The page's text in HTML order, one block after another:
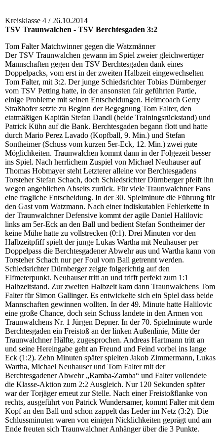
Kreisklasse 4 / 26.10.2014
TSV Traunwalchen - TSV Berchtesgaden 3:2
Tom Falter Matchwinner gegen die Watzmänner
Der TSV Traunwalchen gewann im Spiel zweier gleichwertiger
Mannschaften gegen den TSV Berchtesgaden dank eines
Doppelpacks, vom erst in der zweiten Halbzeit eingewechselten
Tom Falter, mit 3:2. Der junge Schiedsrichter Tobias Dürnberger
vom TSV Petting hatte, in der ansonsten fair geführten Partie,
einige Probleme mit seinen Entscheidungen. Heimcoach Gerry
Straßhofer setzte zu Beginn der Begegnung Tom Falter, den
etatmäßigen Kapitän Stefan Dandl (beide Trainingsrückstand) und
Patrick Kühn auf die Bank. Berchtesgaden begann flott und hatte
durch Mario Perez Lavado (Kopfball, 9. Min.) und Stefan
Sontheimer (Schuss vom kurzen 5er-Eck, 12. Min.) zwei gute
Möglichkeiten. Traunwalchen kommt dann in der Folgezeit besser
ins Spiel. Nach herrlichem Zuspiel von Michael Neuhauser auf
Thomas Hobmayer steht Letzterer alleine vor Berchtesgadens
Torsteher Stefan Schach, doch Schiedsrichter Dürnberger pfeift ihn
wegen angeblichen Abseits zurück. Für viele Traunwalchner Fans
eine fragliche Entscheidung. In der 30. Spielminute die Führung für
den Gast vom Watzmann. Nach einer indiskutablen Fehlerkette in
der Traunwalchner Defensive kommt der agile Daniel Halilovic
links am 5er-Eck an den Ball und bedient Stefan Sontheimer der
keine Mühe hatte zu vollstrecken (0:1). Drei Minuten vor den
Halbzeitpfiff spielt der junge Lukas Wartha mit Neuhauser per
Doppelpass die Berchtesgadener Abwehr aus und Wartha kann von
Torsteher Schach nur per Foul vom Ball getrennt werden.
Schiedsrichter Dürnberger zeigte folgerichtig auf den
Elfmeterpunkt. Neuhauser tritt an und trifft perfekt zum 1:1
Halbzeitstand. Zur zweiten Halbzeit kam dann Traunwalchens Tom
Falter für Simon Gallinger. Es entwickelte sich ein Spiel dass beide
Mannschaften gewinnen wollten. In der 49. Minute hatte Halilovic
eine große Chance, doch sein Schuss landete in den Armen von
Traunwalchens Nr. 1 Jürgen Depner. In der 70. Spielminute wurde
Berchtesgaden ein Freistoß an der linken Außenlinie, Mitte der
Traunwalchner Hälfte, zugesprochen. Andreas Hartmann tritt an
und seine Hereingabe geht an Freund und Feind vorbei ins lange
Eck (1:2). Zehn Minuten später spielten Jakob Zimmermann, Lukas
Wartha, Michael Neuhauser und Tom Falter mit der
Berchtesgadener Abwehr „Ramba-Zamba“ und Falter vollendete
die Klasse-Aktion zum 2:2 Ausgleich. Nur 120 Sekunden später
war der Torjäger erneut zur Stelle. Nach einer Freistoßflanke von
rechts, ausgeführt von Patrick Wundersamer, kommt Falter mit dem
Kopf an den Ball und schon zappelt das Leder im Netz (3:2). Die
Schlussminuten waren von einigen Nicklichkeiten geprägt und am
Ende freuten sich Traunwalchner Anhänger über die 3 Punkte.